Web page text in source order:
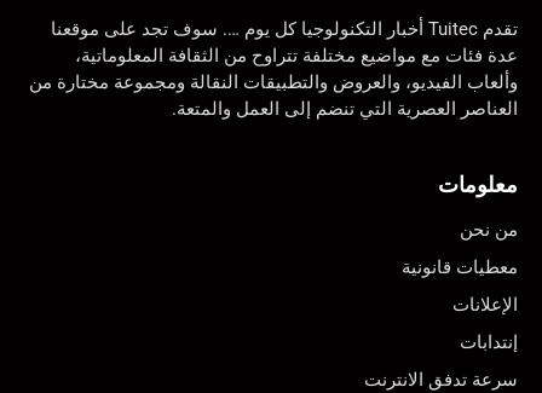
تقدم Tuitec أخبار التكنولوجيا كل يوم …. سوف تجد على موقعنا
عدة فئات مع مواضيع مختلفة تتراوح من الثقافة المعلوماتية،
وألعاب الفيديو، والعروض والتطبيقات النقالة ومجموعة مختارة من
العناصر العصرية التي تنضم إلى العمل والمتعة.
معلومات
من نحن
معطيات قانونية
الإعلانات
إنتدابات
سرعة تدفق الانترنت